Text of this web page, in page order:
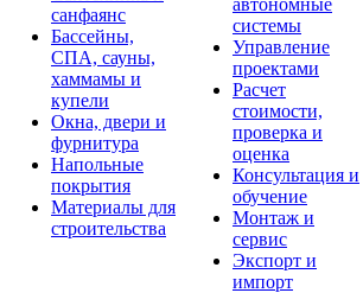
санфаянс
Бассейны,
СПА, сауны,
хаммамы и
купели
Окна, двери и
фурнитура
Напольные
покрытия
Материалы для
строительства
автономные
системы
Управление
проектами
Расчет
стоимости,
проверка и
оценка
Консультация и
обучение
Монтаж и
сервис
Экспорт и
импорт